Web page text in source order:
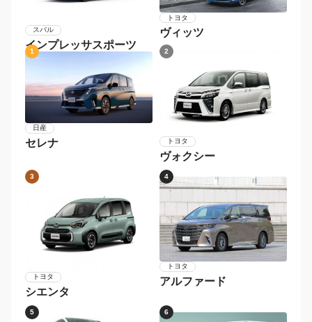
スバル
インプレッサスポーツ
トヨタ
ヴィッツ
1
日産
セレナ
2
トヨタ
ヴォクシー
3
トヨタ
シエンタ
4
トヨタ
アルファード
5 6